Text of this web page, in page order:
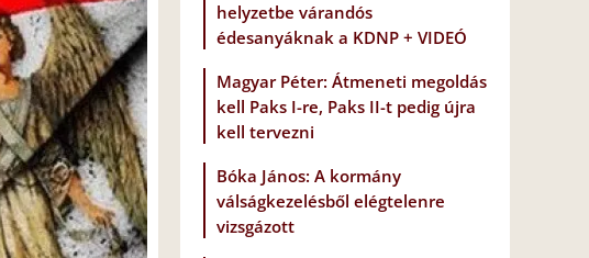
helyzetbe várandós
édesanyáknak a KDNP + VIDEÓ
Magyar Péter: Átmeneti megoldás
kell Paks I-re, Paks II-t pedig újra
kell tervezni
Bóka János: A kormány
válságkezelésből elégtelenre
vizsgázott